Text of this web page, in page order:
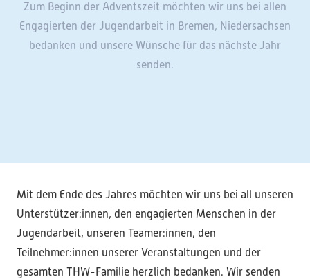
Zum Beginn der Adventszeit möchten wir uns bei allen
Engagierten der Jugendarbeit in Bremen, Niedersachsen
bedanken und unsere Wünsche für das nächste Jahr
senden.
Mit dem Ende des Jahres möchten wir uns bei all unseren
Unterstützer:innen, den engagierten Menschen in der
Jugendarbeit, unseren Teamer:innen, den
Teilnehmer:innen unserer Veranstaltungen und der
gesamten THW-Familie herzlich bedanken. Wir senden